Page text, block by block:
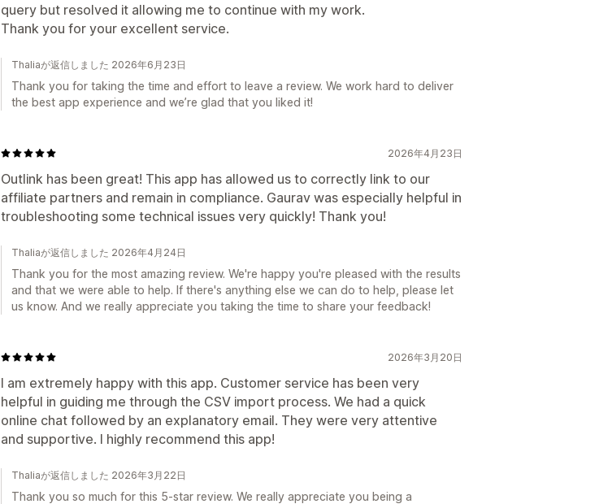
query but resolved it allowing me to continue with my work.
Thank you for your excellent service.
Thaliaが返信しました 2026年6月23日
Thank you for taking the time and effort to leave a review. We work hard to deliver
the best app experience and we’re glad that you liked it!
2026年4月23日
Outlink has been great! This app has allowed us to correctly link to our
affiliate partners and remain in compliance. Gaurav was especially helpful in
troubleshooting some technical issues very quickly! Thank you!
Thaliaが返信しました 2026年4月24日
Thank you for the most amazing review. We're happy you're pleased with the results
and that we were able to help. If there's anything else we can do to help, please let
us know. And we really appreciate you taking the time to share your feedback!
2026年3月20日
I am extremely happy with this app. Customer service has been very
helpful in guiding me through the CSV import process. We had a quick
online chat followed by an explanatory email. They were very attentive
and supportive. I highly recommend this app!
Thaliaが返信しました 2026年3月22日
Thank you so much for this 5-star review. We really appreciate you being a